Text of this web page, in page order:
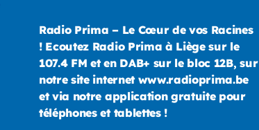
Radio Prima – Le Cœur de vos Racines
! Ecoutez Radio Prima à Liège sur le
107.4 FM et en DAB+ sur le bloc 12B, sur
notre site internet www.radioprima.be
et via notre application gratuite pour
téléphones et tablettes !